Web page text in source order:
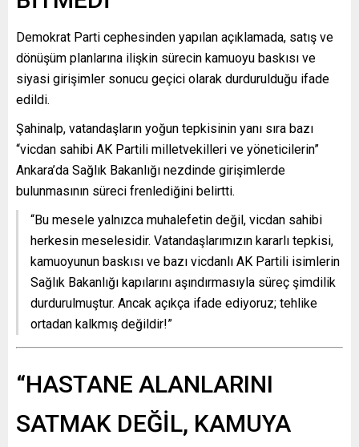
Demokrat Parti cephesinden yapılan açıklamada, satış ve
dönüşüm planlarına ilişkin sürecin kamuoyu baskısı ve
siyasi girişimler sonucu geçici olarak durdurulduğu ifade
edildi.
Şahinalp, vatandaşların yoğun tepkisinin yanı sıra bazı
“vicdan sahibi AK Partili milletvekilleri ve yöneticilerin”
Ankara’da Sağlık Bakanlığı nezdinde girişimlerde
bulunmasının süreci frenlediğini belirtti.
“Bu mesele yalnızca muhalefetin değil, vicdan sahibi
herkesin meselesidir. Vatandaşlarımızın kararlı tepkisi,
kamuoyunun baskısı ve bazı vicdanlı AK Partili isimlerin
Sağlık Bakanlığı kapılarını aşındırmasıyla süreç şimdilik
durdurulmuştur. Ancak açıkça ifade ediyoruz; tehlike
ortadan kalkmış değildir!”
“HASTANE ALANLARINI
SATMAK DEĞİL, KAMUYA